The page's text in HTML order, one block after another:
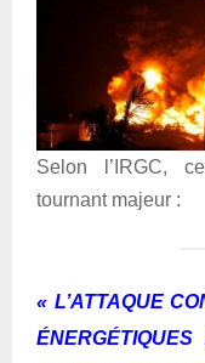
Selon l’IRGC,
tournant majeur :
« L’ATTAQUE